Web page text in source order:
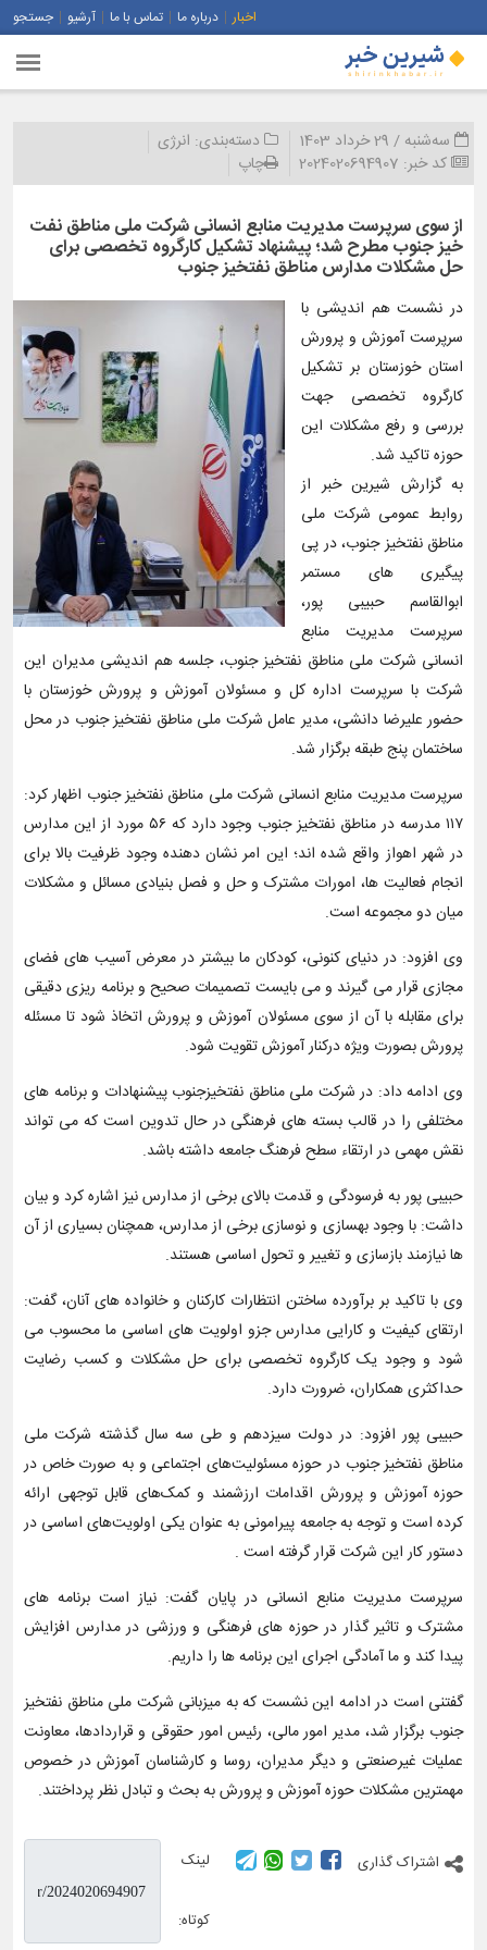
اخبار درباره ما تماس با ما آرشیو جستجو
سه‌شنبه / 29 خرداد 1403 دسته‌بندی: انرژی
کد خبر: 2024020694907 چاپ
از سوی سرپرست مدیریت منابع انسانی شرکت ملی مناطق نفت
خیز جنوب مطرح شد؛ پیشنهاد تشكیل كارگروه تخصصی برای
حل مشكلات مدارس مناطق نفتخیز جنوب
در نشست هم اندیشی با
سرپرست آموزش و پرورش
استان خوزستان بر تشکیل
کارگروه تخصصی جهت
بررسی و رفع مشکلات این
حوزه تاکید شد.
به گزارش شیرین خبر از
روابط عمومی شرکت ملی
مناطق نفتخیز جنوب، در پی
پیگیری های مستمر
ابوالقاسم حبیبی پور،
سرپرست مدیریت منابع
انسانی شرکت ملی مناطق نفتخیز جنوب، جلسه هم اندیشی مدیران این
شرکت با سرپرست اداره کل و مسئولان آموزش و پرورش خوزستان با
حضور علیرضا دانشی، مدیر عامل شرکت ملی مناطق نفتخیز جنوب در محل
ساختمان پنج طبقه برگزار شد.
سرپرست مدیریت منابع انسانی شرکت ملی مناطق نفتخیز جنوب اظهار کرد:
۱۱۷ مدرسه در مناطق نفتخیز جنوب وجود دارد که ۵۶ مورد از این مدارس
در شهر اهواز واقع شده اند؛ این امر نشان دهنده وجود ظرفیت بالا برای
انجام فعالیت ها، امورات مشترک و حل و فصل بنیادی مسائل و مشکلات
میان دو مجموعه است.
وی افزود: در دنیای کنونی، کودکان ما بیشتر در معرض آسیب های فضای
مجازی قرار می گیرند و می بایست تصمیمات صحیح و برنامه ریزی دقیقی
برای مقابله با آن از سوی مسئولان آموزش و پرورش اتخاذ شود تا مسئله
پرورش بصورت ویژه درکنار آموزش تقویت شود.
وی ادامه داد: در شرکت ملی مناطق نفتخیزجنوب پیشنهادات و برنامه های
مختلفی را در قالب بسته های فرهنگی در حال تدوین است که می تواند
نقش مهمی در ارتقاء سطح فرهنگ جامعه داشته باشد.
حبیبی پور به فرسودگی و قدمت بالای برخی از مدارس نیز اشاره کرد و بیان
داشت: با وجود بهسازی و نوسازی برخی از مدارس، همچنان بسیاری از آن
ها نیازمند بازسازی و تغییر و تحول اساسی هستند.
وی با تاکید بر برآورده ساختن انتظارات کارکنان و خانواده های آنان، گفت:
ارتقای کیفیت و کارایی مدارس جزو اولویت های اساسی ما محسوب می
شود و وجود یک کارگروه تخصصی برای حل مشکلات و کسب رضایت
حداکثری همکاران، ضرورت دارد.
حبیبی پور افزود: در دولت سیزدهم و طی سه سال گذشته شرکت ملی
مناطق نفتخیز جنوب در حوزه مسئولیت‌های اجتماعی و به صورت خاص در
حوزه آموزش و پرورش اقدامات ارزشمند و کمک‌های قابل توجهی ارائه
کرده است و توجه به جامعه پیرامونی به عنوان یکی اولویت‌های اساسی در
دستور کار این شرکت قرار گرفته است .
سرپرست مدیریت منابع انسانی در پایان گفت: نیاز است برنامه های
مشترک و تاثیر گذار در حوزه های فرهنگی و ورزشی در مدارس افزایش
پیدا کند و ما آمادگی اجرای این برنامه ها را داریم.
گفتنی است در ادامه این نشست که به میزبانی شرکت ملی مناطق نفتخیز
جنوب برگزار شد، مدیر امور مالی، رئیس امور حقوقی و قراردادها، معاونت
عملیات غیرصنعتی و دیگر مدیران، روسا و کارشناسان آموزش در خصوص
مهمترین مشکلات حوزه آموزش و پرورش به بحث و تبادل نظر پرداختند.
اشتراک گذاری لینک
کوتاه: